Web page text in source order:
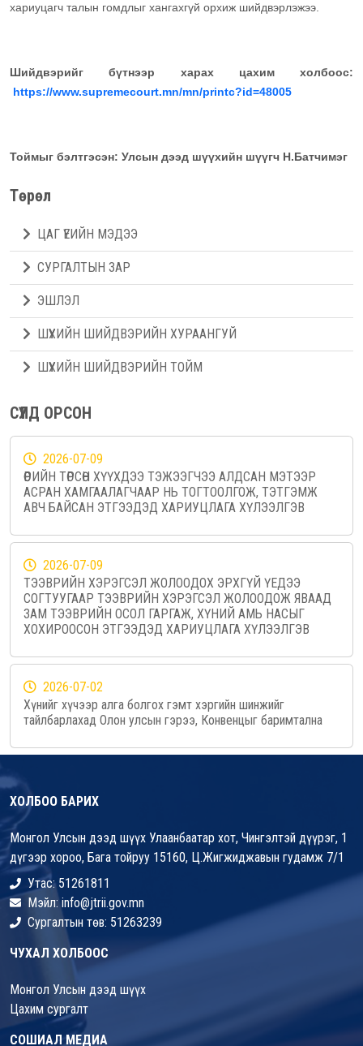
хариуцагч талын гомдлыг хангахгүй орхиж шийдвэрлэжээ.
Шийдвэрийг бүтнээр харах цахим холбоос:
https://www.supremecourt.mn/mn/printc?id=48005
Тоймыг бэлтгэсэн: Улсын дээд шүүхийн шүүгч Н.Батчимэг
Төрөл
ЦАГ ҮЕИЙН МЭДЭЭ
СУРГАЛТЫН ЗАР
ЭШЛЭЛ
ШҮҮХИЙН ШИЙДВЭРИЙН ХУРААНГУЙ
ШҮҮХИЙН ШИЙДВЭРИЙН ТОЙМ
СҮҮЛД ОРСОН
2026-07-09
ӨӨРИЙН ТӨРСӨН ХҮҮХДЭЭ ТЭЖЭЭГЧЭЭ АЛДСАН МЭТЭЭР
АСРАН ХАМГААЛАГЧААР НЬ ТОГТООЛГОЖ, ТЭТГЭМЖ
АВЧ БАЙСАН ЭТГЭЭДЭД ХАРИУЦЛАГА ХҮЛЭЭЛГЭВ
2026-07-09
ТЭЭВРИЙН ХЭРЭГСЭЛ ЖОЛООДОХ ЭРХГҮЙ ҮЕДЭЭ
СОГТУУГААР ТЭЭВРИЙН ХЭРЭГСЭЛ ЖОЛООДОЖ ЯВААД
ЗАМ ТЭЭВРИЙН ОСОЛ ГАРГАЖ, ХҮНИЙ АМЬ НАСЫГ
ХОХИРООСОН ЭТГЭЭДЭД ХАРИУЦЛАГА ХҮЛЭЭЛГЭВ
2026-07-02
Хүнийг хүчээр алга болгох гэмт хэргийн шинжийг
тайлбарлахад Олон улсын гэрээ, Конвенцыг баримтална
ХОЛБОО БАРИХ
Монгол Улсын дээд шүүх Улаанбаатар хот, Чингэлтэй дүүрэг, 1
дүгээр хороо, Бага тойруу 15160, Ц.Жигжиджавын гудамж 7/1
Утас: 51261811
Мэйл: info@jtrii.gov.mn
Сургалтын төв: 51263239
ЧУХАЛ ХОЛБООС
Монгол Улсын дээд шүүх
Цахим сургалт
СОШИАЛ МЕДИА